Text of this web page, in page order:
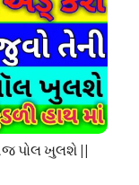
પોલ ખુલશે ||